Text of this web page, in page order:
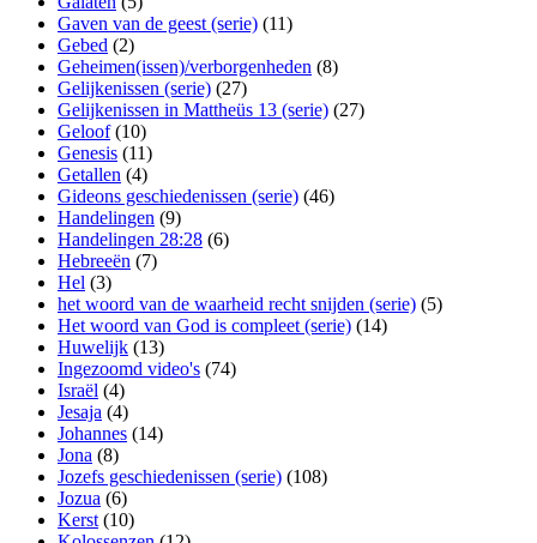
Gaven van de geest (serie) (11)
Gebed (2)
Geheimen(issen)/verborgenheden (8)
Gelijkenissen (serie) (27)
Gelijkenissen in Mattheüs 13 (serie) (27)
Geloof(10)
Genesis (11)
Getallen (4)
Gideons geschiedenissen (serie) (46)
Handelingen (9)
Handelingen 28:28 (6)
Hebreeën (7)
Hel (3)
het woord van de waarheid recht snijden (serie) (5)
Het woord van God is compleet (serie) (14)
Huwelijk (13)
Ingezoomd video's (74)
Israël (4)
Jesaja (4)
Johannes (14)
Jona (8)
Jozefs geschiedenissen (serie) (108)
Jozua (6)
Kerst (10)